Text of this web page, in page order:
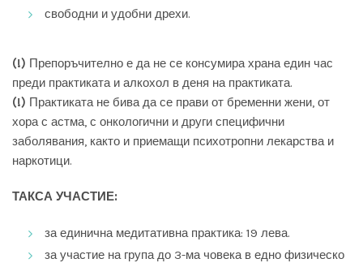
свободни и удобни дрехи.
(!) Препоръчително е да не се консумира храна един час
преди практиката и алкохол в деня на практиката.
(!) Практиката не бива да се прави от бременни жени, от
хора с астма, с онкологични и други специфични
заболявания, както и приемащи психотропни лекарства и
наркотици.
ТАКСА УЧАСТИЕ:
за единична медитативна практика: 19 лева.
за участие на група до 3-ма човека в едно физическо